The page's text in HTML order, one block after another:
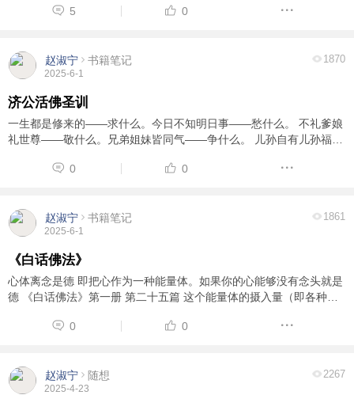
5
0
赵淑宁 书籍笔记
2025-6-1
1870
济公活佛圣训
一生都是修来的­­­——求什么。今日不知明日事——愁什么。 不礼爹娘
礼世尊——敬什么。兄弟姐妹皆同气——争什么。 儿孙自有儿孙福
么。补破遮寒暖即休 ...
0 0
赵淑宁 书籍笔记
2025-6-1
1861
《白话佛法》
心体离念是德 即把心作为一种能量体。如果你的心能够没有念头就是
德 《白话佛法》第一册 第二十五篇 这个能量体的摄入量（即各种念
西，你的心就是魔 你要了解你的 ...
0 0
赵淑宁 随想
2025-4-23
2267